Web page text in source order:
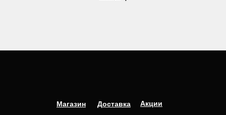
Магазин Доставка Акции